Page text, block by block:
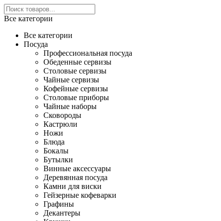
Все категории
Все категории
Посуда
Профессиональная посуда
Обеденные сервизы
Столовые сервизы
Чайные сервизы
Кофейные сервизы
Столовые приборы
Чайные наборы
Сковороды
Кастрюли
Ножи
Блюда
Бокалы
Бутылки
Винные аксессуары
Деревянная посуда
Камни для виски
Гейзерные кофеварки
Графины
Декантеры